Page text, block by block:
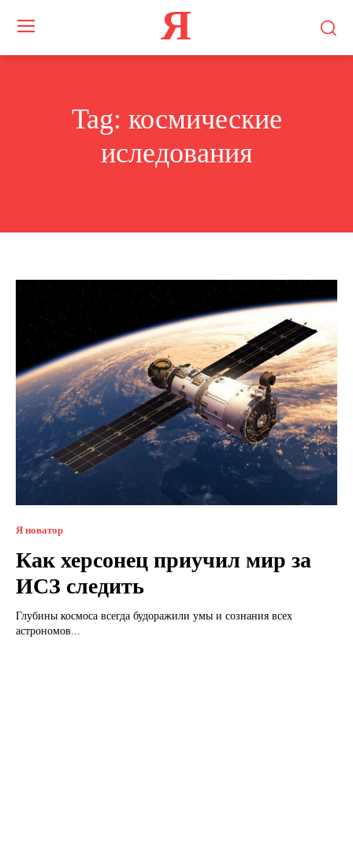
Я
Tag: космические
иследования
Я новатор
Как херсонец приучил мир за
ИСЗ следить
Глубины космоса всегда будоражили умы и сознания всех
астрономов...